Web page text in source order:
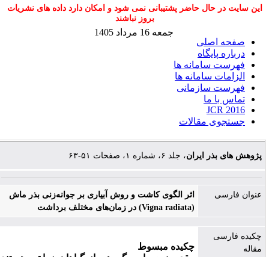
این سایت در حال حاضر پشتیبانی نمی شود و امکان دارد داده های نشریات
بروز نباشند
صفحه اصلی
درباره پایگاه
فهرست سامانه ها
الزامات سامانه ها
فهرست سازمانی
تماس با ما
JCR 2016
جستجوی مقالات
جمعه 16 مرداد 1405
پژوهش های بذر ایران ، جلد ۶، شماره ۱، صفحات ۵۱-۶۳
عنوان فارسی
اثر الگوی کاشت و روش آبیاری بر جوانه‌زنی بذر ماش
چکیده فارسی
مقاله
چکیده مبسوط